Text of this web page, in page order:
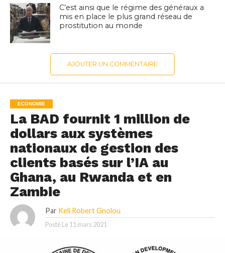
C’est ainsi que le régime des généraux a
mis en place le plus grand réseau de
prostitution au monde
AJOUTER UN COMMENTAIRE
ECONOMIE
La BAD fournit 1 million de
dollars aux systèmes
nationaux de gestion des
clients basés sur l’IA au
Ghana, au Rwanda et en
Zambie
Par Keli Robert Gnolou
Posté Le 11 mars 2021